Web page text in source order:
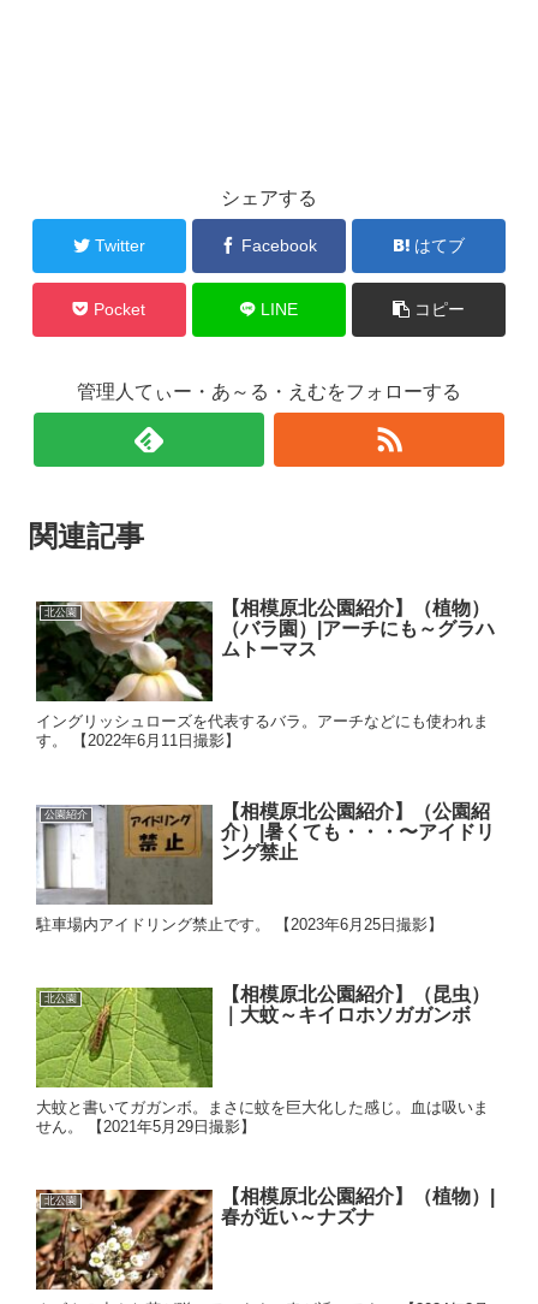
シェアする
Twitter Facebook はてブ
Pocket LINE コピー
管理人てぃー・あ～る・えむをフォローする
関連記事
北公園
【相模原北公園紹介】（植物）
（バラ園）|アーチにも～グラハ
ムトーマス
イングリッシュローズを代表するバラ。アーチなどにも使われま
す。 【2022年6月11日撮影】
公園紹介
【相模原北公園紹介】（公園紹
介）|暑くても・・・〜アイドリ
ング禁止
駐車場内アイドリング禁止です。 【2023年6月25日撮影】
北公園
【相模原北公園紹介】（昆虫）
｜大蚊～キイロホソガガンボ
大蚊と書いてガガンボ。まさに蚊を巨大化した感じ。血は吸いま
せん。 【2021年5月29日撮影】
北公園
【相模原北公園紹介】（植物）|
春が近い～ナズナ